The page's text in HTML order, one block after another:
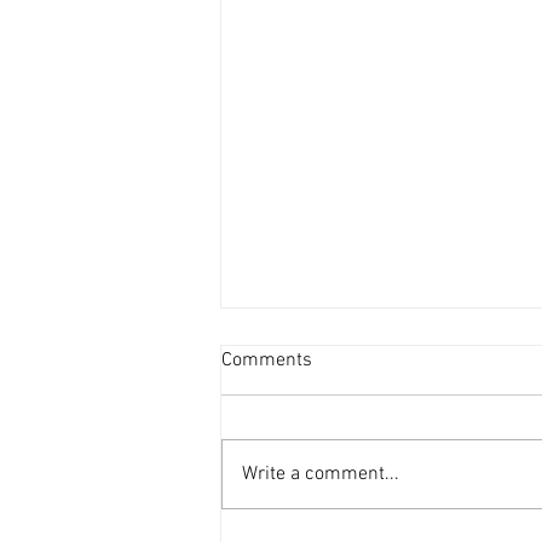
投資者提早收割 [香港經濟日
之下，樓價輕微回落，惟市場仍有
短炒成交，莫非投資者看淡後市、
Comments
Write a comment...